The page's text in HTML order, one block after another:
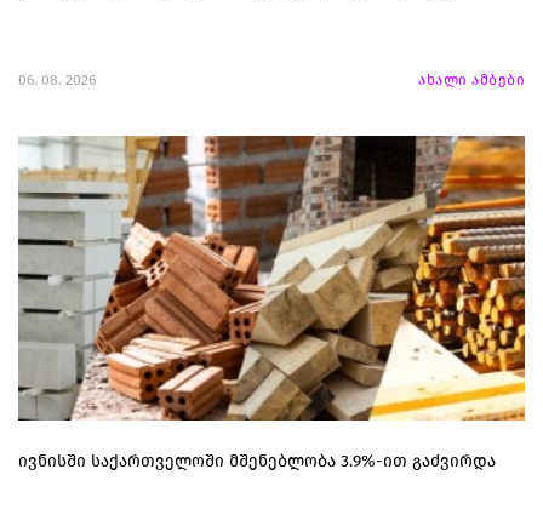
06. 08. 2026 ახალი ამბები
ივნისში საქართველოში მშენებლობა 3.9%-ით გაძვირდა